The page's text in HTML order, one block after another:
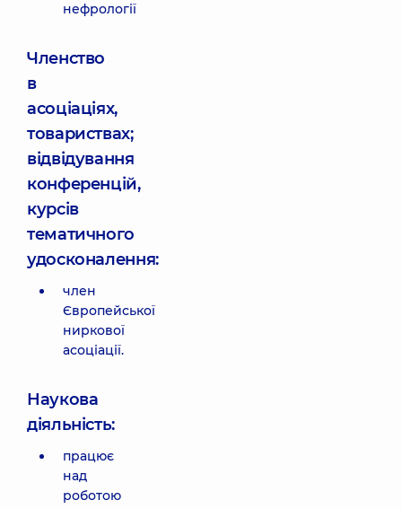
нефрології
Членство
в
асоціаціях,
товариствах;
відвідування
конференцій,
курсів
тематичного
удосконалення:
член
Європейської
ниркової
асоціації.
Наукова
діяльність:
працює
над
роботою